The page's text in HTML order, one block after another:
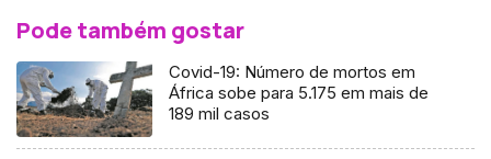
Pode também gostar
Covid-19: Número de mortos em
África sobe para 5.175 em mais de
189 mil casos